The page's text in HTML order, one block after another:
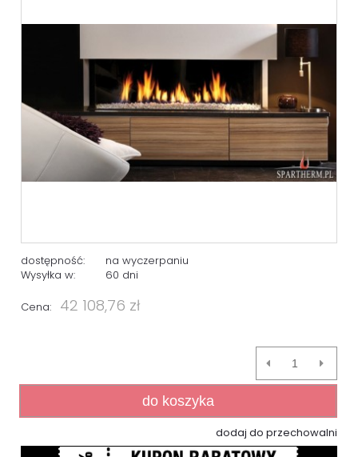
dostępność:
na wyczerpaniu
Wysyłka w:
60 dni
Cena: 42 108,76 zł
do koszyka
dodaj do przechowalni